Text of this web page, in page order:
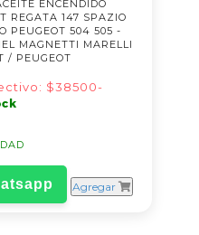
ENCENDIDO
REGATA 147 SPAZIO
PEUGEOT 504 505 -
MAGNETTI MARELLI
/ PEUGEOT
$38500-
Agregar